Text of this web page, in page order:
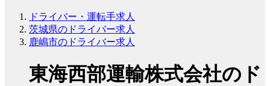
ドライバー・運転手求人
茨城県のドライバー求人
鹿嶋市のドライバー求人
東海西部運輸株式会社のド